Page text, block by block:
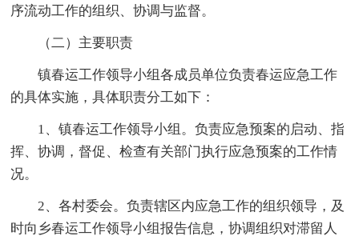
序流动工作的组织、协调与监督。
（二）主要职责
镇春运工作领导小组各成员单位负责春运应急工作
的具体实施，具体职责分工如下：
1、镇春运工作领导小组。负责应急预案的启动、指
挥、协调，督促、检查有关部门执行应急预案的工作情
况。
2、各村委会。负责辖区内应急工作的组织领导，及
时向乡春运工作领导小组报告信息，协调组织对滞留人